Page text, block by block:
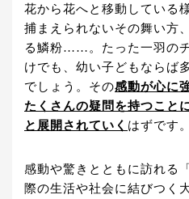
花から花へと移動している
捕まえられないその舞い方
る鱗粉……。たった一羽の
けでも、幼い子どもならば
でしょう。その感動が心に
たくさんの疑問を持つこと
と展開されていく はずです。
感動や驚きとともに訪れる
際の生活や社会に結びつく